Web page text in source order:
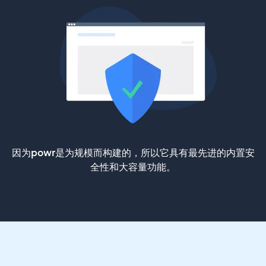
因为powr是为规模而构建的，所以它具有最先进的内置安
全性和大容量功能。